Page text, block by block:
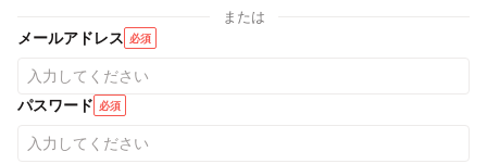
または
メールアドレス 必須
パスワード 必須